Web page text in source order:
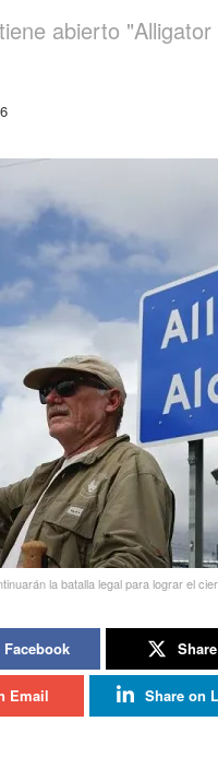
abierto
la batalla legal para lograr el
Email Share on